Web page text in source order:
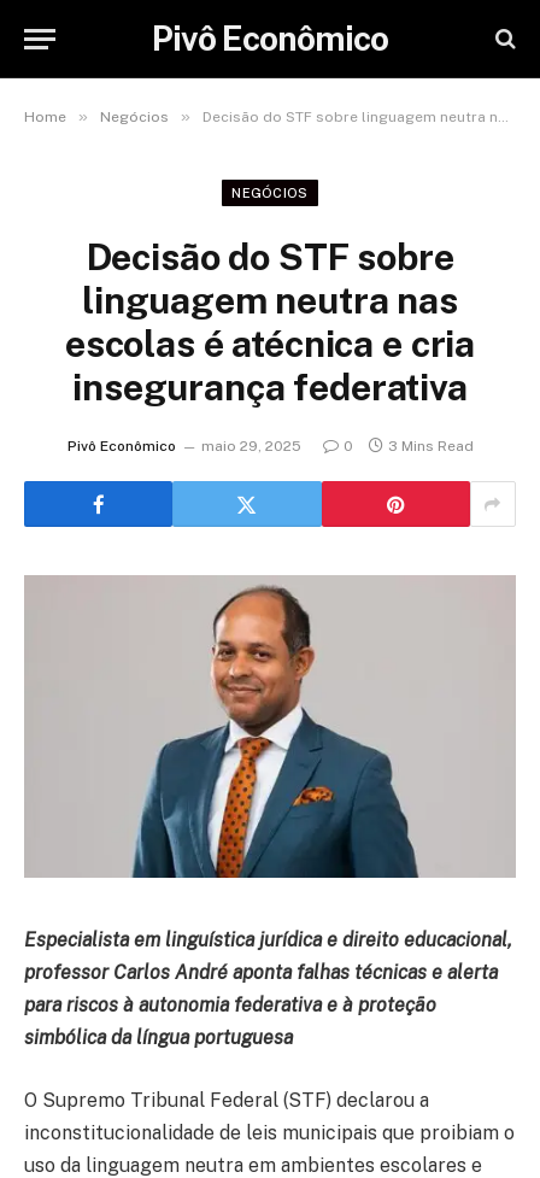
Pivô Econômico
Home » Negócios » Decisão do STF sobre linguagem neutra nas escolas é atécnica e cria insegurança federativa
NEGÓCIOS
Decisão do STF sobre
linguagem neutra nas
escolas é atécnica e cria
insegurança federativa
Pivô Econômico maio 29, 2025 0 3 Mins Read
Especialista em linguística jurídica e direito educacional,
professor Carlos André aponta falhas técnicas e alerta
para riscos à autonomia federativa e à proteção
simbólica da língua portuguesa
O Supremo Tribunal Federal (STF) declarou a
inconstitucionalidade de leis municipais que proibiam o
uso da linguagem neutra em ambientes escolares e